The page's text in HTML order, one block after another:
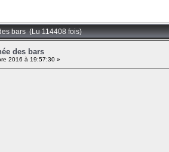
Programmation
Wargame
bars (Lu 114408 fois)
des bars
2016 à 19:57:30 »